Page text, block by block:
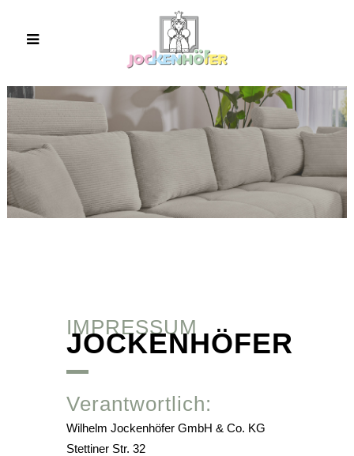
IMPRESSUM
JOCKENHÖFER
Verantwortlich:
Wilhelm Jockenhöfer GmbH & Co. KG
Stettiner Str. 32